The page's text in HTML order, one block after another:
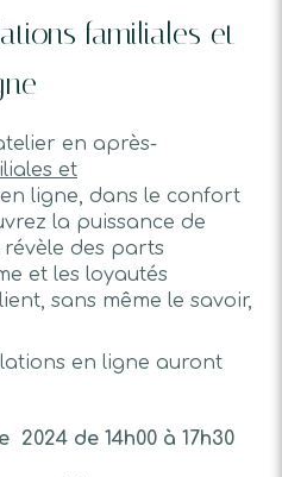
familiales et
en après-
et
ligne, dans le confort
la puissance de
des parts
et les loyautés
sans même le savoir,
en ligne auront
2024 de 14h00 à 17h30